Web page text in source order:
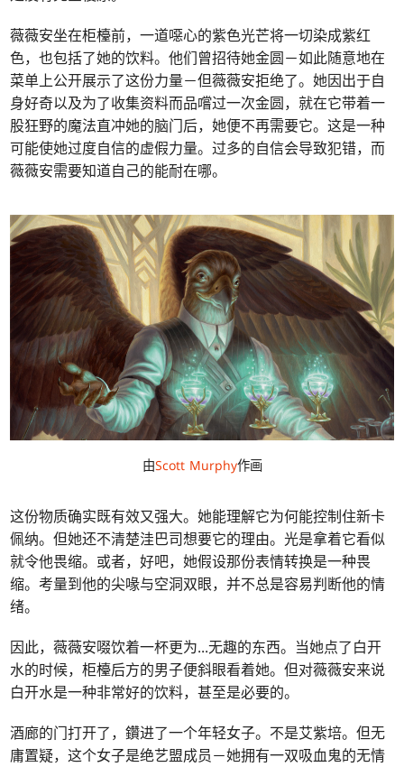
薇薇安坐在柜檯前，一道噁心的紫色光芒将一切染成紫红
色，也包括了她的饮料。他们曾招待她金圆－如此随意地在
菜单上公开展示了这份力量－但薇薇安拒绝了。她因出于自
身好奇以及为了收集资料而品嚐过一次金圆，就在它带着一
股狂野的魔法直冲她的脑门后，她便不再需要它。这是一种
可能使她过度自信的虚假力量。过多的自信会导致犯错，而
薇薇安需要知道自己的能耐在哪。
由Scott Murphy作画
这份物质确实既有效又强大。她能理解它为何能控制住新卡
佩纳。但她还不清楚洼巴司想要它的理由。光是拿着它看似
就令他畏缩。或者，好吧，她假设那份表情转换是一种畏
缩。考量到他的尖喙与空洞双眼，并不总是容易判断他的情
绪。
因此，薇薇安啜饮着一杯更为...无趣的东西。当她点了白开
水的时候，柜檯后方的男子便斜眼看着她。但对薇薇安来说
白开水是一种非常好的饮料，甚至是必要的。
酒廊的门打开了，鑽进了一个年轻女子。不是艾紫培。但无
庸置疑，这个女子是绝艺盟成员－她拥有一双吸血鬼的无情